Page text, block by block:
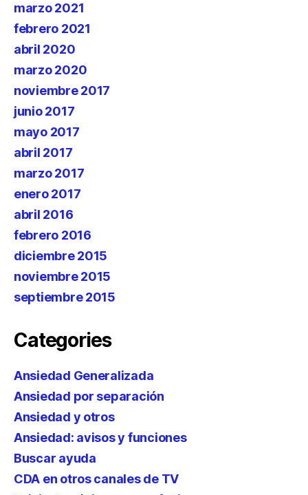
marzo 2021
febrero 2021
abril 2020
marzo 2020
noviembre 2017
junio 2017
mayo 2017
abril 2017
marzo 2017
enero 2017
abril 2016
febrero 2016
diciembre 2015
noviembre 2015
septiembre 2015
Categories
Ansiedad Generalizada
Ansiedad por separación
Ansiedad y otros
Ansiedad: avisos y funciones
Buscar ayuda
CDA en otros canales de TV